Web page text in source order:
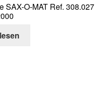
SAX-O-MAT Ref. 308.027